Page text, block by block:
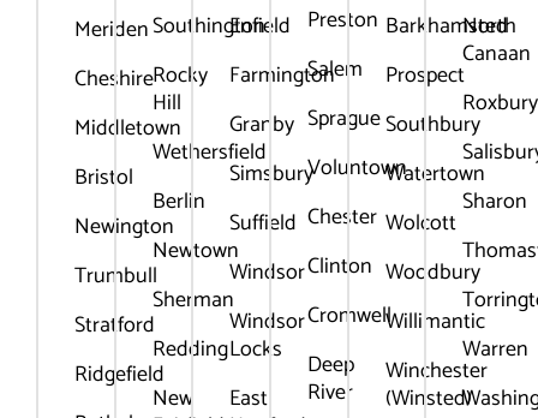
Meriden
Cheshire
Middletown
Bristol
Newington
Trumbull
Stratford
Ridgefield
Southington
Rocky
Hill
Wethersfield
Berlin
Newtown
Sherman
Redding
New
Enfield
Farmington
Granby
Simsbury
Suffield
Windsor
Windsor
Locks
East
Preston
Salem
Sprague
Voluntown
Chester
Clinton
Cromwell
Deep
River
Barkhamsted
Prospect
Southbury
Watertown
Wolcott
Woodbury
Willimantic
Winchester
(Winsted)
North
Canaan
Roxbury
Sharon
Warren